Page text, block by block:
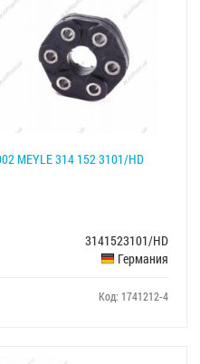
MEYLE 314 152 3101/HD
3141523101/HD
Германия
Код: 1741212-4